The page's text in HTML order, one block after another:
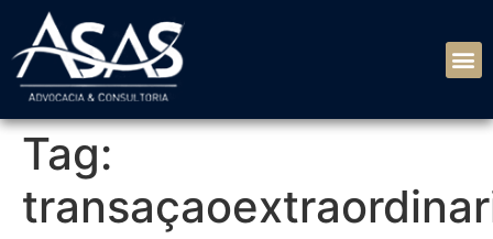
Tag: